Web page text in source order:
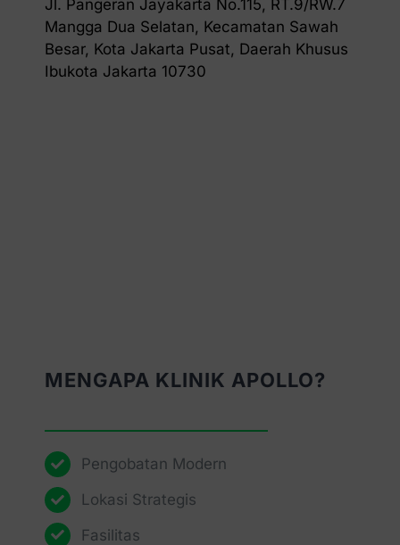
Jl. Pangeran Jayakarta No.115, RT.9/RW.7
Mangga Dua Selatan, Kecamatan Sawah
Besar, Kota Jakarta Pusat, Daerah Khusus
Ibukota Jakarta 10730
MENGAPA KLINIK APOLLO?
Pengobatan Modern
Lokasi Strategis
Fasilitas